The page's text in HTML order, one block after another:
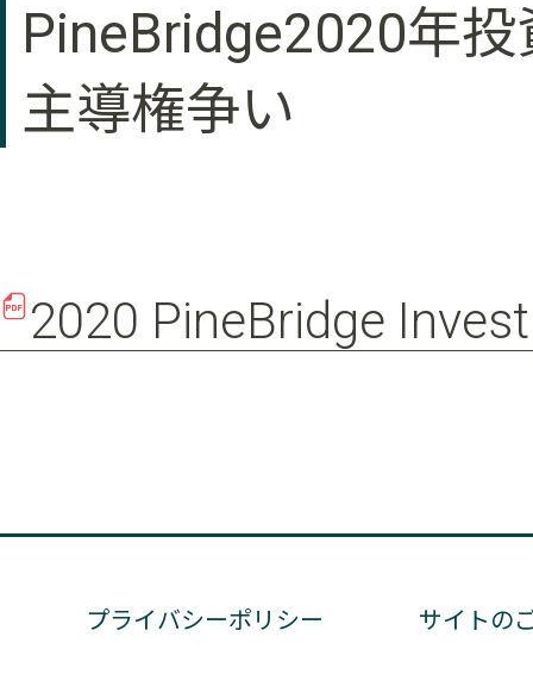
PineBridge2020年
主導権争い
2020 PineBridge
プライバシーポリシー サイトの